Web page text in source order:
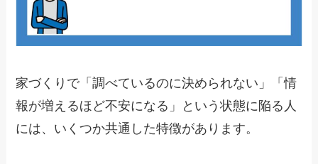
家づくりで「調べているのに決められない」「情
報が増えるほど不安になる」という状態に陥る人
には、いくつか共通した特徴があります。